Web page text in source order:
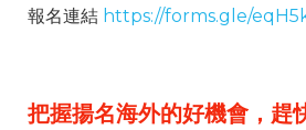
報名連結 https://forms.gle/
把握揚名海外的好機會，趕